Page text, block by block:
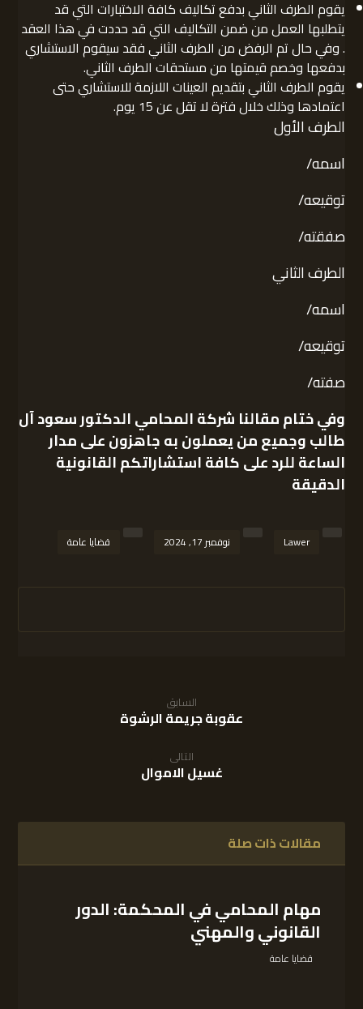
يقوم الطرف الثاني بدفع تكاليف كافة الاختبارات التي قد
يتطلبها العمل من ضمن التكاليف التي قد حددت في هذا العقد
. وفي حال تم الرفض من الطرف الثاني فقد سيقوم الاستشاري
بدفعها وخصم قيمتها من مستحقات الطرف الثاني.
يقوم الطرف الثاني بتقديم العينات اللازمة للاستشاري حتى
اعتمادها وذلك خلال فترة لا تقل عن 15 يوم.
الطرف الأول
اسمه/
توقيعه/
صفقته/
الطرف الثاني
اسمه/
توقيعه/
صفته/
وفي ختام مقالنا شركة المحامي الدكتور سعود آل
طالبوجميع من يعملون به جاهزون على مدار
الساعة للرد على كافة استشاراتكم القانونية
الدقيقة
Lawer نوفمبر 17, 2024 قضايا عامة
السابق
عقوبة جريمة الرشوة
التالى
غسيل الاموال
مقالات ذات صلة
مهام المحامي في المحكمة: الدور
القانوني والمهني
قضايا عامة